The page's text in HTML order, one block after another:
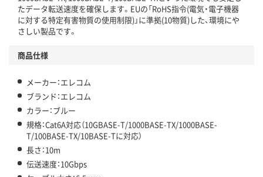
たデータ転送速度を確保します。EUの「RoHS指令(電気・電子機器
に対する特定有害物質の使用制限)」に準拠(10物質)した、環境にや
さしい製品です。
商品仕様
メーカー：エレコム
ブランド：エレコム
カラー：ブルー
規格：Cat6A対応（10GBASE-T/1000BASE-TX/1000BASE-
T/100BASE-TX/10BASE-Tに対応）
長さ：10m
伝送速度：10Gbps